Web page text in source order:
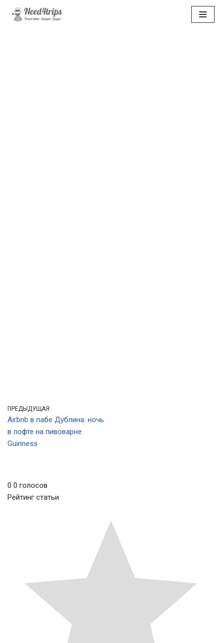
ПРЕДЫДУЩАЯ
Airbnb в пабе Дублина: ночь
в лофте на пивоварне
Guinness
0 0 голосов
Рейтинг статьи